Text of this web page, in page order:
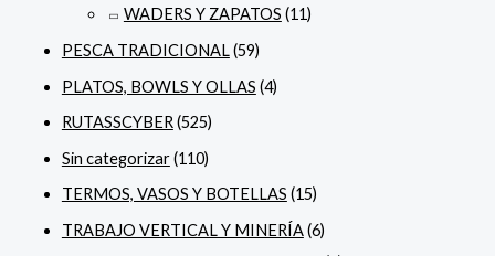
WADERS Y ZAPATOS (11)
PESCA TRADICIONAL(59)
PLATOS, BOWLS Y OLLAS (4)
RUTASSCYBER(525)
Sin categorizar(110)
TERMOS, VASOS Y BOTELLAS (15)
TRABAJO VERTICAL Y MINERÍA(6)